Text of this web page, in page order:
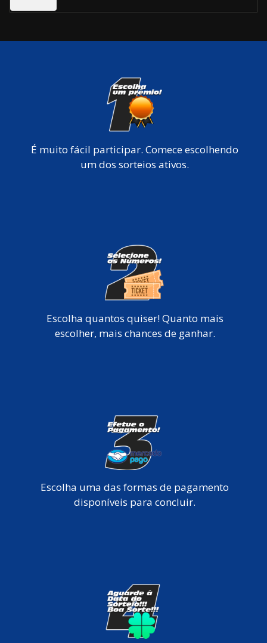
É muito fácil participar. Comece escolhendo
um dos sorteios ativos.
Escolha quantos quiser! Quanto mais
escolher, mais chances de ganhar.
Escolha uma das formas de pagamento
disponíveis para concluir.